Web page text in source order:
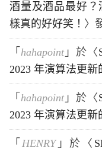
酒量及酒品最好
樣真的好好笑！ 〉
「 hahapoint 」於〈
2023 年演算法更新
「 hahapoint 」於〈
2023 年演算法更新
「 HENRY」於〈